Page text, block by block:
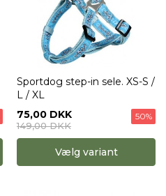
Sportdog step-in sele. XS-S /
L / XL
75,00 DKK
149,00 DKK
50%
Vælg variant